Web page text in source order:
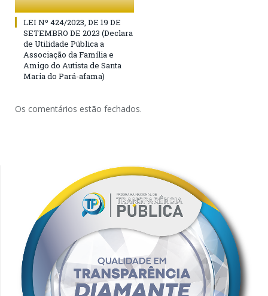
LEI Nº 424/2023, DE 19 DE
SETEMBRO DE 2023 (Declara
de Utilidade Pública a
Associação da Família e
Amigo do Autista de Santa
Maria do Pará-afama)
Os comentários estão fechados.